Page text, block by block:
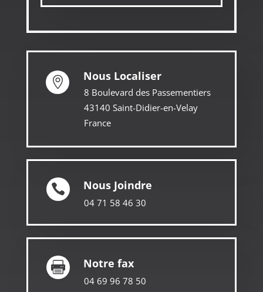
 Nous Localiser
8 Boulevard des Passementiers
43140 Saint-Didier-en-Velay
France
 Nous Joindre
04 71 58 46 30
 Notre fax
04 69 96 78 50